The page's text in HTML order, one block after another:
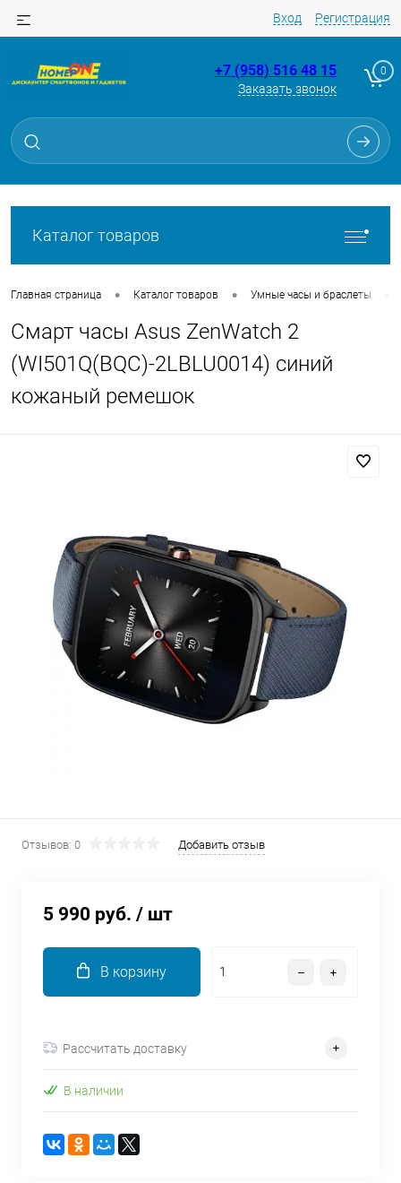
Вход Регистрация
+7 (958) 516 48 15
Заказать звонок
0
Каталог товаров
Главная страница • Каталог товаров • Умные часы и браслеты
Смарт часы Asus ZenWatch 2
(WI501Q(BQC)-2LBLU0014) синий
кожаный ремешок
Отзывов: 0 Добавить отзыв
5 990 руб. / шт
В корзину
Рассчитать доставку
В наличии
Для клиентов всех банков
Разбейте
без переплат
Сегодня
Добавляйте товары
25% картой любого банка
Получайте товар
выбранный способом
Оставшиеся
% будут
списыватьсяс вашей карты
каждые 2 недели
об оплате Плайтом
недели
Остались вопросы?